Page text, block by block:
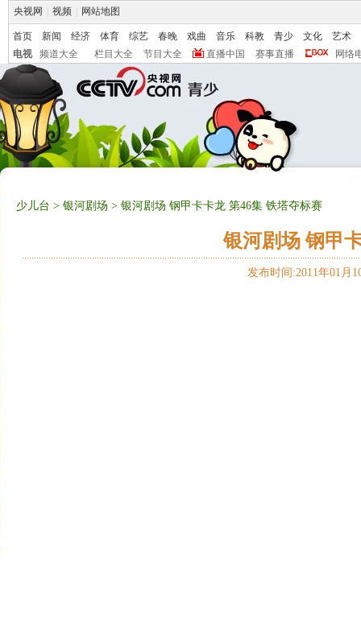
央视网 视频 网站地图
首页 新闻 经济 体育 综艺 春晚 戏曲 音乐 科教 青少 文化
艺术
电视
频道大全 栏目大全 节目大全 直播中国 赛事直播 网络
少儿台 > 银河剧场 > 银河剧场 钢甲卡卡龙 第46集 铁塔夺标赛
银河剧场 钢甲
发布时间:2011年01月